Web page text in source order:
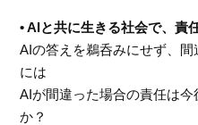
• AIと共に生きる社会で、責
AIの答えを鵜呑みにせず、
には
AIが間違った場合の責任は
か？